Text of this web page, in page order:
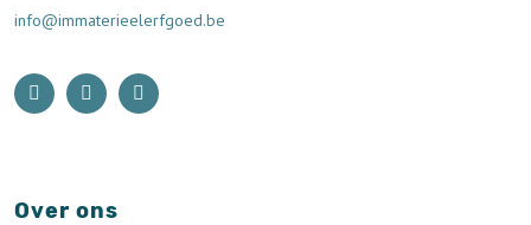
info@immaterieelerfgoed.be
Over ons